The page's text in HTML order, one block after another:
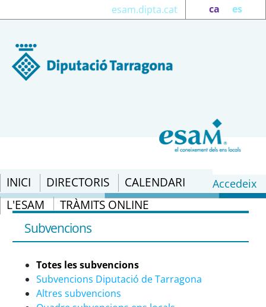
ca es
esam.dipta.cat
INICI DIRECTORIS
CALENDARI
L'ESAM
TRÀMITS ONLINE
Accedeix
Totes les subvencions - eSAM
Subvencions
Totes les subvencions
Subvencions Diputació de Tarragona
Altres subvencions